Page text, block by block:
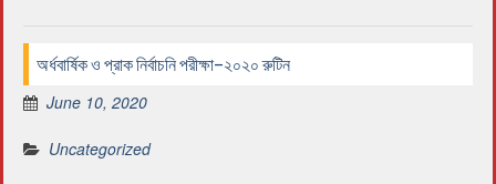
অর্ধবার্ষিক ও প্রাক নির্বাচনি পরীক্ষা-২০২০ রুটিন
June 10, 2020
Uncategorized